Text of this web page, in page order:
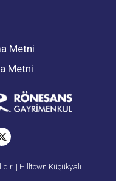
Metni
Metni
| Hilltown Küçükyalı